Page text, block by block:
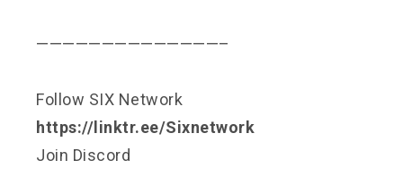
——————————————–
Follow SIX Network
https://linktr.ee/Sixnetwork
Join Discord